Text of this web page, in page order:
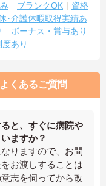
ブランクOK
資格
･介護休暇取得実績あ
ボーナス・賞与あり
あり
くあるご質問
と、すぐに病院や
ますか？
りますので、お問
お渡しすることは
志を伺ってから改